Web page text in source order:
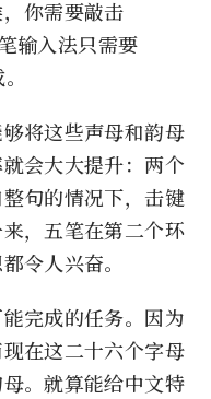
你需要敲击
输入法只需要
将这些声母和韵母
会大大提升：两个
句的情况下，击键
，五笔在第二个环
令人兴奋。
完成的任务。因为
在这二十六个字母
。就算能给中文特